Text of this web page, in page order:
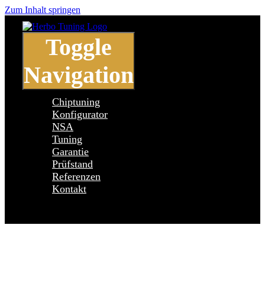
Zum Inhalt springen
Toggle
Navigation
Chiptuning
Konfigurator
NSA
Tuning
Garantie
Prüfstand
Referenzen
Kontakt